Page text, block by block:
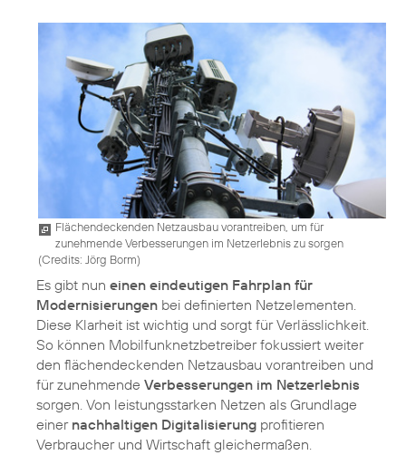
Flächendeckenden Netzausbau vorantreiben, um für
zunehmende Verbesserungen im Netzerlebnis zu sorgen
(Credits: Jörg Borm)
Es gibt nun einen eindeutigen Fahrplan für
Modernisierungen bei definierten Netzelementen.
Diese Klarheit ist wichtig und sorgt für Verlässlichkeit.
So können Mobilfunknetzbetreiber fokussiert weiter
den flächendeckenden Netzausbau vorantreiben und
für zunehmende Verbesserungen im Netzerlebnis
sorgen. Von leistungsstarken Netzen als Grundlage
einer nachhaltigen Digitalisierung profitieren
Verbraucher und Wirtschaft gleichermaßen.